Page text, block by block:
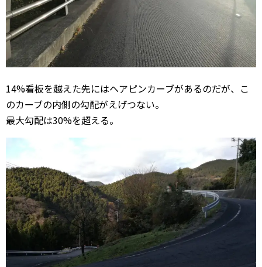
14%看板を越えた先にはヘアピンカーブがあるのだが、こ
のカーブの内側の勾配がえげつない。
最大勾配は30%を超える。